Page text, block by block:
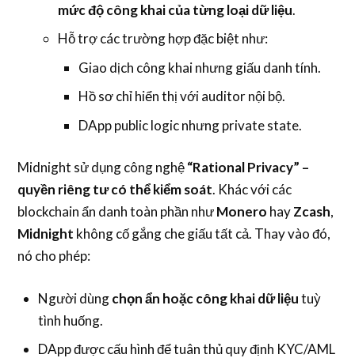
mức độ công khai của từng loại dữ liệu.
Hỗ trợ các trường hợp đặc biệt như:
Giao dịch công khai nhưng giấu danh tính.
Hồ sơ chỉ hiển thị với auditor nội bộ.
DApp public logic nhưng private state.
Midnight sử dụng công nghệ“Rational Privacy” –
quyền riêng tư có thể kiểm soát. Khác với các
blockchain ẩn danh toàn phần nhưMonero hayZcash,
Midnight không cố gắng che giấu tất cả. Thay vào đó,
nó cho phép:
Người dùngchọn ẩn hoặc công khai dữ liệutuỳ
tình huống.
DApp được cấu hình để tuân thủ quy định KYC/AML